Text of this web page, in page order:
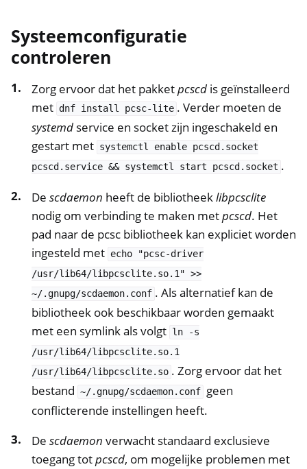
Systeemconfiguratie
controleren
Zorg ervoor dat het pakketpcscd is geïnstalleerd
met dnf install pcsc-lite . Verder moeten de
systemd service en socket zijn ingeschakeld en
gestart met systemctl enable pcscd.socket
pcscd.service && systemctl start pcscd.socket .
De scdaemon heeft de bibliotheeklibpcsclite
nodig om verbinding te maken metpcscd. Het
pad naar de pcsc bibliotheek kan expliciet worden
ingesteld met echo
"pcsc-driver
/usr/lib64/libpcsclite.so.1" >>
~/.gnupg/scdaemon.conf . Als alternatief kan de
bibliotheek ook beschikbaar worden gemaakt
met een symlink als volgt ln
-s
/usr/lib64/libpcsclite.so.1
/usr/lib64/libpcsclite.so . Zorg ervoor dat het
bestand ~/.gnupg/scdaemon.conf geen
conflicterende instellingen heeft.
De scdaemon verwacht standaard exclusieve
toegang totpcscd, om mogelijke problemen met